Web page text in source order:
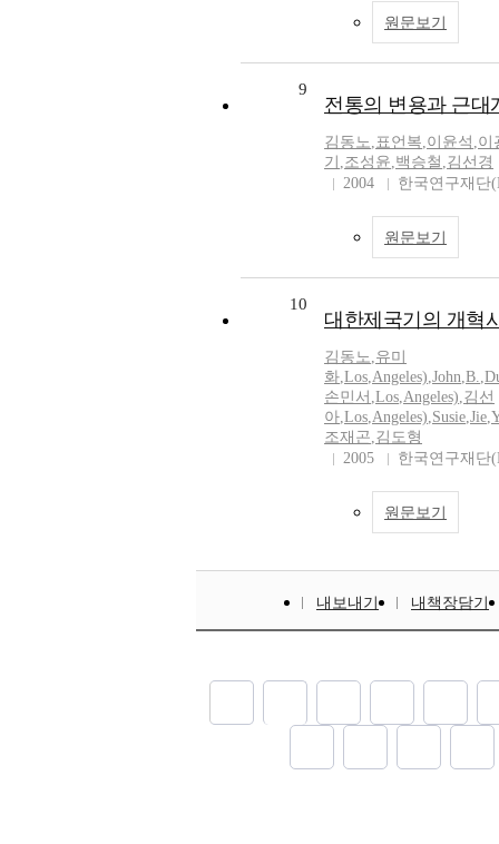
원문보기
9
전통의 변용과 근대
김동노,표언복,이윤석 ,이
기 ,조성윤,백승철 ,김선경
2004
한국연구재단
원문보기
10
대한제국기의 개혁
김동노,유미
화,Los,Angeles),John,B.,
손민서 ,Los,Angeles),김선
아,Los,Angeles),Susie,Jie,
조재곤,김도형
2005
한국연구재단
원문보기
내보내기 내책장담기